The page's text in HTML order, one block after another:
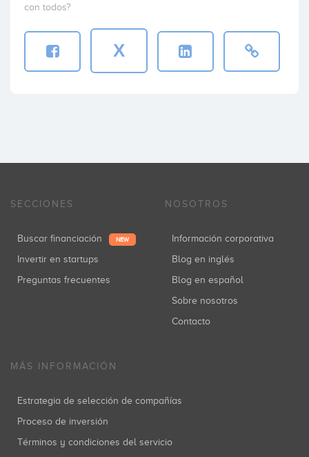
con todos?
X
SECCIONES
Buscar financiación NEW
Invertir en startups
Preguntas frecuentes
NOSOTROS
Información corporativa
Blog en inglés
Blog en español
Sobre nosotros
Contacto
MÁS INFORMACIÓN
Estrategia de selección de compañías
Proceso de inversión
Términos y condiciones del servicio